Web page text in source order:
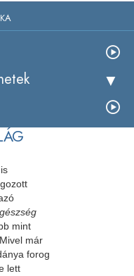
mint
már
forog
lett